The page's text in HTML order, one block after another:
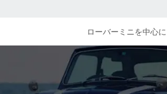
ローバーミニを中心